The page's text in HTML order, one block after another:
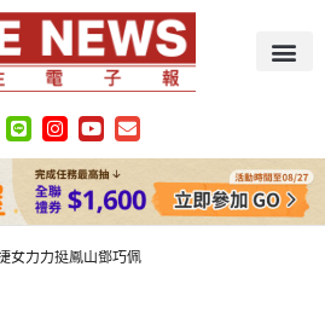
女力力挺鳳山鄧巧佩